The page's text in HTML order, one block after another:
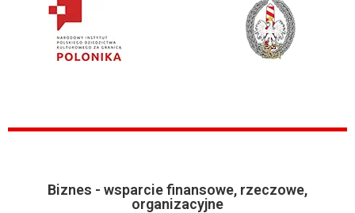
Biznes - wsparcie finansowe, rzeczowe,
organizacyjne